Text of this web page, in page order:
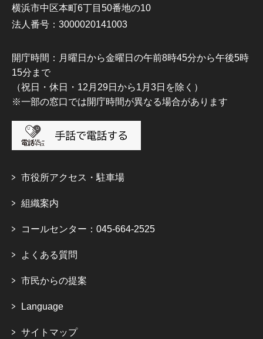
横浜市中区本町6丁目50番地の10
法人番号：3000020141003
開庁時間：月曜日から金曜日の午前8時45分から午後5時
15分まで
（祝日・休日・12月29日から1月3日を除く）
※一部の窓口では開庁時間が異なる場合があります
市役所アクセス・駐車場
組織案内
コールセンター：045-664-2525
よくある質問
市民からの提案
Language
サイトマップ